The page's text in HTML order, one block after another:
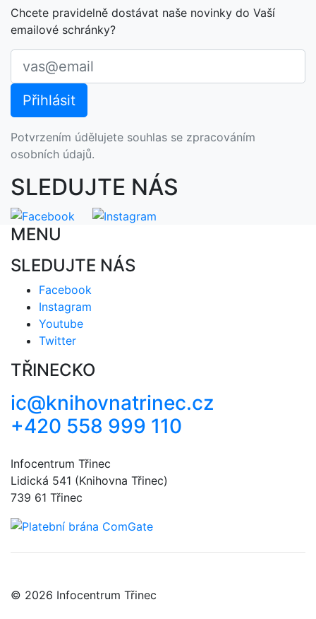
Chcete pravidelně dostávat naše novinky do Vaší
emailové schránky?
Potvrzením údělujete souhlas se zpracováním
osobních údajů.
SLEDUJTE NÁS
MENU
SLEDUJTE NÁS
Facebook
Instagram
Youtube
Twitter
TŘINECKO
ic@knihovnatrinec.cz
+420 558 999 110
Infocentrum Třinec
Lidická 541 (Knihovna Třinec)
739 61 Třinec
© 2026 Infocentrum Třinec